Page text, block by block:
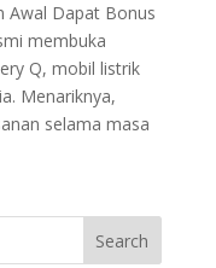
Awal Dapat Bonus
membuka
Q, mobil listrik
Menariknya,
selama masa
Search